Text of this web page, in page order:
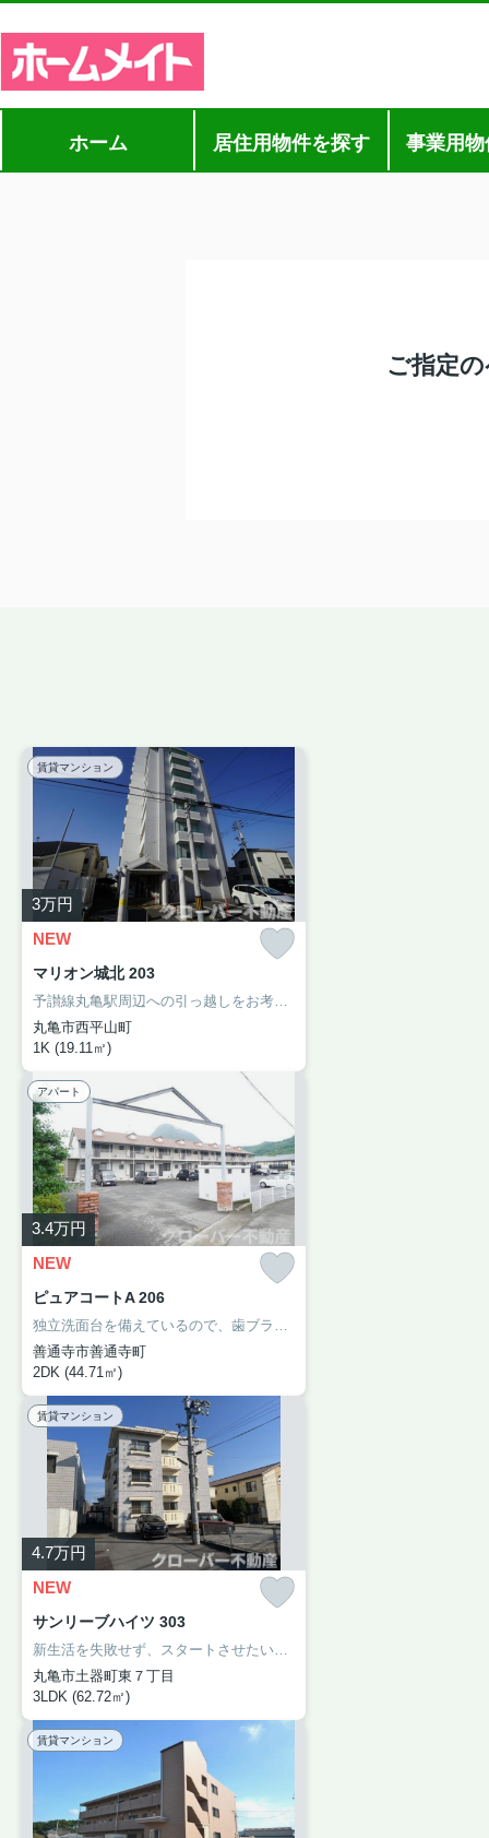
ホーム 居住用物件を探す 事業用
ご指定
賃貸マンション
3万円
NEW
マリオン城北 203
予讃線丸亀駅周辺への引っ越しをお考えなら「マリオン城北」。オートロック設備がついており、防犯性が高い物件です。室内設備はエアコン・フローリングなど充実した設備を備え付けています。現在空き室のこのお部屋、案内も入居もすぐに行うことができます。こちら予讃線丸亀近くに立地する賃貸住宅でなら、きっとあなたの希望しているライフスタイルを叶えることができるでしょう。
丸亀市西平山町
1K (19.11㎡)
アパート
3.4万円
NEW
ピュアコートA 206
独立洗面台を備えているので、歯ブラシやドライヤーなどをまとめて収納できます。こちらはTVインターフォン付きのアパートです。上階の音を気にすることなく生活できる最上階のお部屋です。専有面積は44.71平米。こちらは2DKの物件です。善通寺市での住まい探しを当社スタッフがサポート致します。まずはご希望条件などをお申しつけください。それを元にお客様に合ったお住まいをご紹介いたします。
善通寺市善通寺町
2DK (44.71㎡)
賃貸マンション
4.7万円
NEW
サンリーブハイツ 303
新生活を失敗せず、スタートさせたいならこちらの「サンリーブハイツ」はいかがでしょうか。収納はシューズボックス・押入などが備え付けられているので、衣類や日用品の収納に重宝します。家族皆で暮らすなら広々とした3LDKのお部屋がおすすめです。現在空家の物件です。ここから実現させましょう。新たな住まい探しを楽しみながら始めていきませんか。快適な環境を作りのお手伝いをして参ります。
丸亀市土器町東７丁目
3LDK (62.72㎡)
賃貸マンション